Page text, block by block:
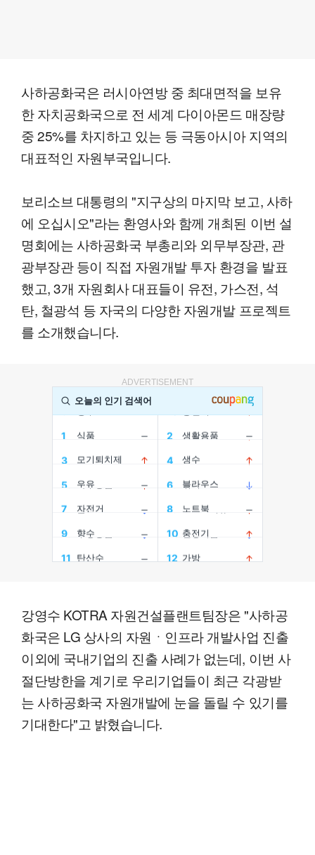
사하공화국은 러시아연방 중 최대면적을 보유
한 자치공화국으로 전 세계 다이아몬드 매장량
중 25%를 차지하고 있는 등 극동아시아 지역의
대표적인 자원부국입니다.
보리소브 대통령의 "지구상의 마지막 보고, 사하
에 오십시오"라는 환영사와 함께 개최된 이번 설
명회에는 사하공화국 부총리와 외무부장관, 관
광부장관 등이 직접 자원개발 투자 환경을 발표
했고, 3개 자원회사 대표들이 유전, 가스전, 석
탄, 철광석 등 자국의 다양한 자원개발 프로젝트
를 소개했습니다.
ADVERTISEMENT
강영수 KOTRA 자원건설플랜트팀장은 "사하공
화국은 LG 상사의 자원ㆍ인프라 개발사업 진출
이외에 국내기업의 진출 사례가 없는데, 이번 사
절단방한을 계기로 우리기업들이 최근 각광받
는 사하공화국 자원개발에 눈을 돌릴 수 있기를
기대한다"고 밝혔습니다.